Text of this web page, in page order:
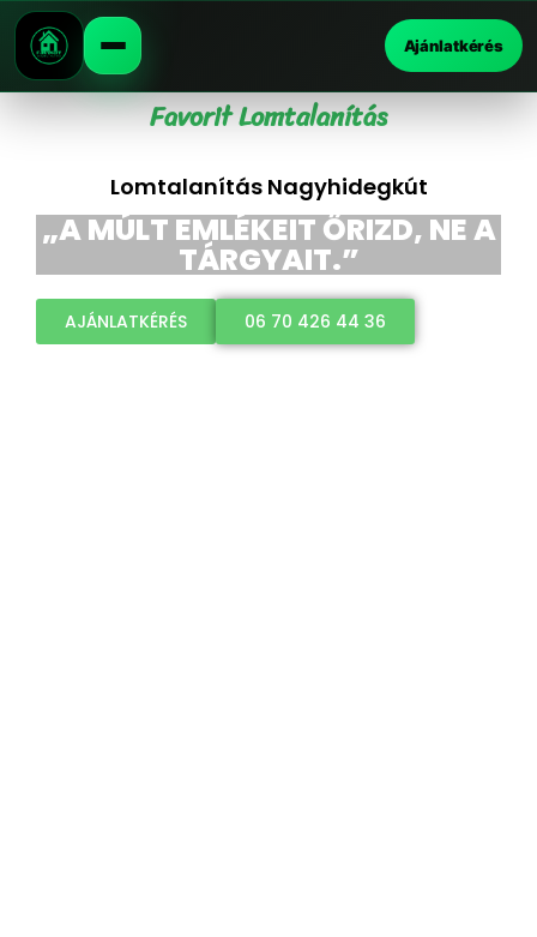
Ajánlatkérés
Favorit Lomtalanítás
Lomtalanítás Nagyhidegkút
„A MÚLT EMLÉKEIT ŐRIZD, NE A
TÁRGYAIT.”
AJÁNLATKÉRÉS 06 70 426 44 36